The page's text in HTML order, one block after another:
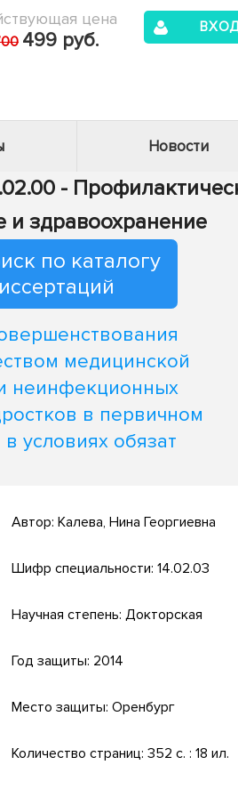
цена
499 руб.
Новости
-
здравоохранение
по каталогу
медицинской
неинфекционных
в первичном
условиях обязат
Автор: Калева, Нина Георгиевна
Шифр специальности: 14.02.03
Научная степень: Докторская
Год защиты: 2014
Место защиты: Оренбург
Количество страниц: 352 с. : 18 ил.